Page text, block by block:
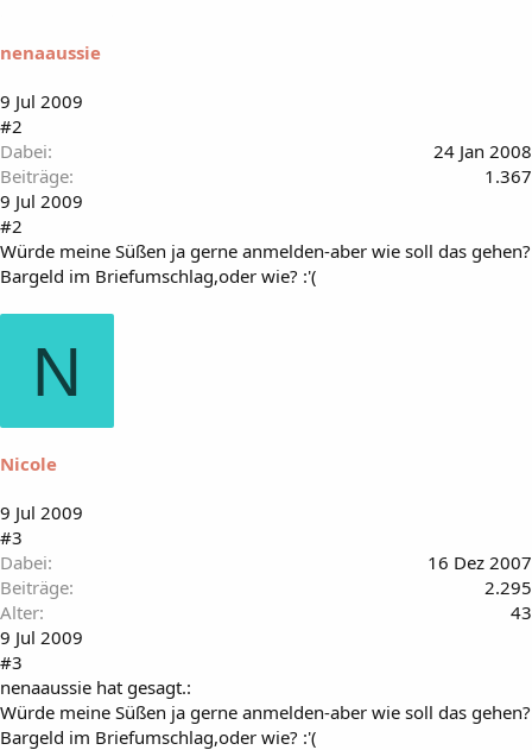
nenaaussie
9 Jul 2009
#2
Dabei
24 Jan 2008
Beiträge
1.367
9 Jul 2009
#2
Würde meine Süßen ja gerne anmelden-aber wie soll das gehen?
Bargeld im Briefumschlag,oder wie? :'(
N
Nicole
9 Jul 2009
#3
Dabei
16 Dez 2007
Beiträge
2.295
Alter
43
9 Jul 2009
#3
nenaaussie hat gesagt.:
Würde meine Süßen ja gerne anmelden-aber wie soll das gehen?
Bargeld im Briefumschlag,oder wie? :'(